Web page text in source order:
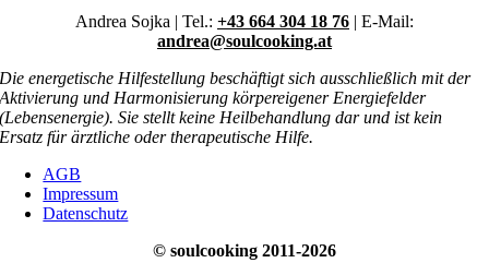
Andrea Sojka | Tel.: +43 664 304 18 76 | E-Mail:
andrea@soulcooking.at
Die energetische Hilfestellung beschäftigt sich ausschließlich mit der
Aktivierung und Harmonisierung körpereigener Energiefelder
(Lebensenergie). Sie stellt keine Heilbehandlung dar und ist kein
Ersatz für ärztliche oder therapeutische Hilfe.
AGB
Impressum
Datenschutz
© soulcooking 2011-2026